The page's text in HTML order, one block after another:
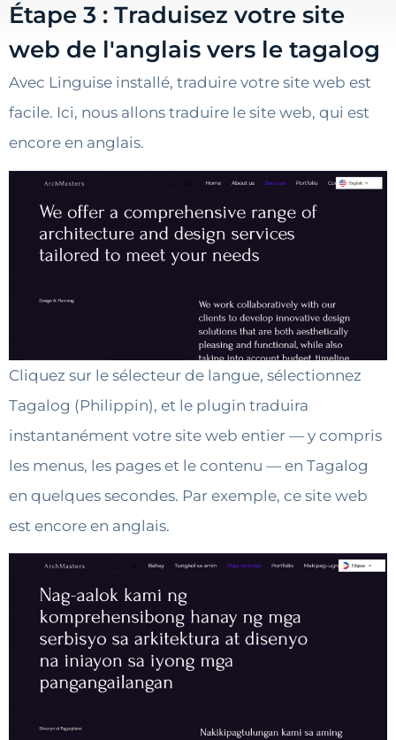
Étape 3 : Traduisez votre site
web de l'anglais vers le tagalog
Avec Linguise installé, traduire votre site web est
facile. Ici, nous allons traduire le site web, qui est
encore en anglais.
Cliquez sur le sélecteur de langue, sélectionnez
Tagalog (Philippin), et le plugin traduira
instantanément votre site web entier — y compris
les menus, les pages et le contenu — en Tagalog
en quelques secondes. Par exemple, ce site web
est encore en anglais.